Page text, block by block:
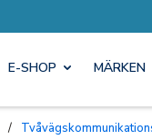
E-SHOP MÄRKEN
/